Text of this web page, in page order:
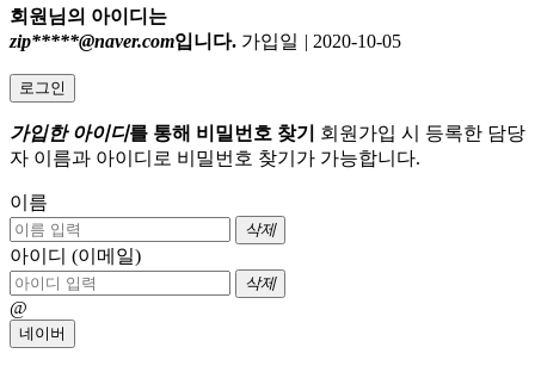
회원님의 아이디는
zip*****@naver.com입니다. 가입일 | 2020-10-05
로그인
가입한 아이디를 통해 비밀번호 찾기
회원가입 시 등록한 담당
자 이름과 아이디로 비밀번호 찾기가 가능합니다.
이름
삭제
아이디 (이메일)
삭제
@
네이버